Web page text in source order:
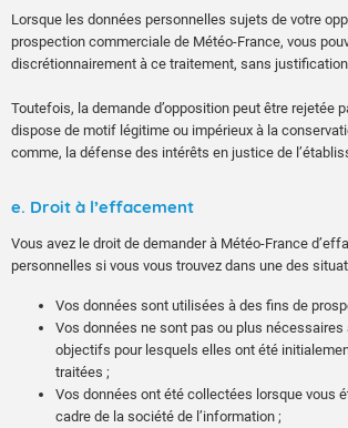
Lorsque les données personnelles sujets de votre
prospection commerciale de Météo-France, vous
discrétionnairement à ce traitement, sans
Toutefois, la demande d’opposition peut être rejetée
dispose de motif légitime ou impérieux à la
comme, la défense des intérêts en justice de
e. Droit à l’effacement
Vous avez le droit de demander à Météo-France
personnelles si vous vous trouvez dans une des
Vos données sont utilisées à des fins de
Vos données ne sont pas ou plus nécessaires
objectifs pour lesquels elles ont été
traitées ;
Vos données ont été collectées lorsque vous
cadre de la société de l’information ;